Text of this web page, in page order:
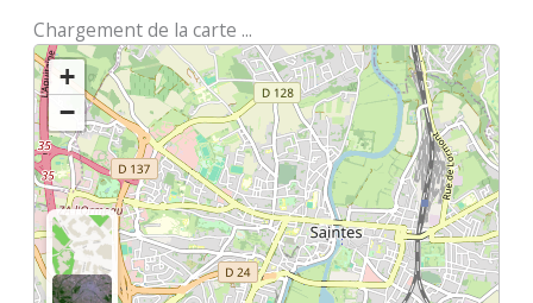
Chargement de la carte ...
+
−